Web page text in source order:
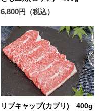
6,800円（税込）
リブキャップ(カブリ) 400g